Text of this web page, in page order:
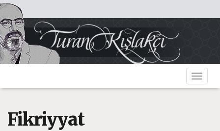
Toggle
Fikriyyat